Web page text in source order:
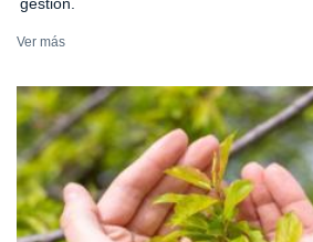
Ver más